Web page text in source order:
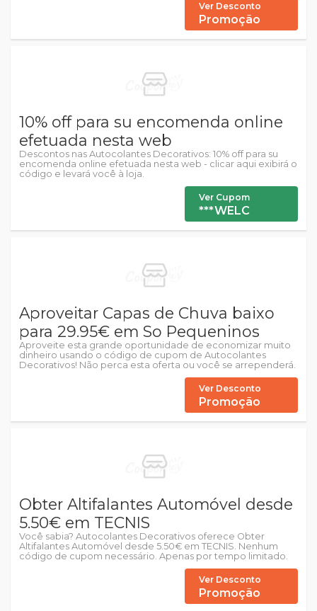
Ver Desconto
Promoção
10% off para su encomenda online
efetuada nesta web
Descontos nas Autocolantes Decorativos: 10% off para su
encomenda online efetuada nesta web - clicar aqui exibirá o
código e levará você à loja.
Ver Cupom
***WELC
Aproveitar Capas de Chuva baixo
para 29.95€ em So Pequeninos
Aproveite esta grande oportunidade de economizar muito
dinheiro usando o código de cupom de Autocolantes
Decorativos! Não perca esta oferta ou você se arrependerá.
Ver Desconto
Promoção
Obter Altifalantes Automóvel desde
5.50€ em TECNIS
Você sabia? Autocolantes Decorativos oferece Obter
Altifalantes Automóvel desde 5.50€ em TECNIS. Nenhum
código de cupom necessário. Apenas por tempo limitado.
Ver Desconto
Promoção